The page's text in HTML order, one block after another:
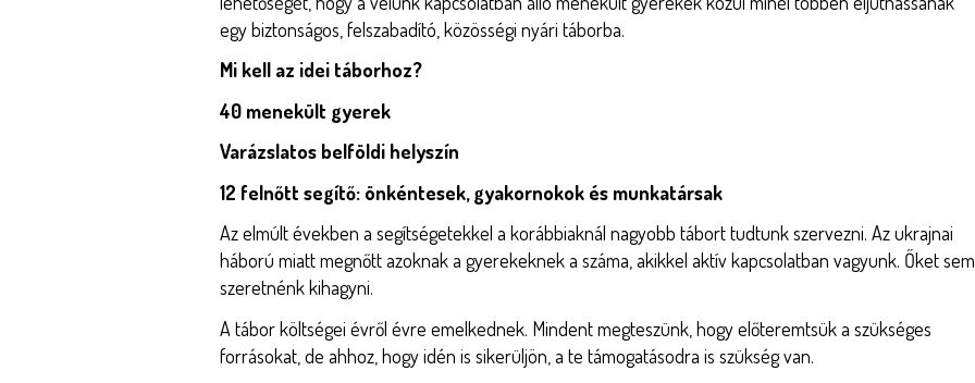
egy biztonságos, felszabadító, közösségi nyári táborba.
Mi kell az idei táborhoz?
40 menekült gyerek
Varázslatos belföldi helyszín
12 felnőtt segítő: önkéntesek, gyakornokok és munkatársak
Az elmúlt években a segítségetekkel a korábbiaknál nagyobb tábort tudtunk szervezni. Az ukrajnai
háború miatt megnőtt azoknak a gyerekeknek a száma, akikkel aktív kapcsolatban vagyunk. Őket sem
szeretnénk kihagyni.
A tábor költségei évről évre emelkednek. Mindent megteszünk, hogy előteremtsük a szükséges
forrásokat, de ahhoz, hogy idén is sikerüljön, a te támogatásodra is szükség van.